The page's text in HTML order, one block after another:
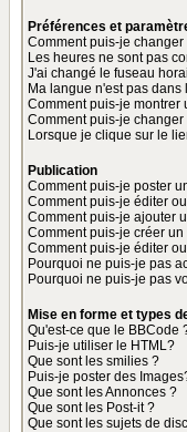
Préférences et
Comment puis-je
Les heures ne sont pas
J'ai changé le fuseau
Ma langue n'est pas dans
Comment puis-je montrer
Comment puis-je changer
Lorsque je clique sur le
Publication
Comment puis-je poster
Comment puis-je éditer
Comment puis-je ajouter
Comment puis-je créer
Comment puis-je éditer
Pourquoi ne puis-je pas
Pourquoi ne puis-je pas
Mise en forme et types
Qu'est-ce que le BBCode
Puis-je utiliser le HTML?
Que sont les smilies ?
Puis-je poster des
Que sont les Annonces ?
Que sont les Post-it ?
Que sont les sujets de